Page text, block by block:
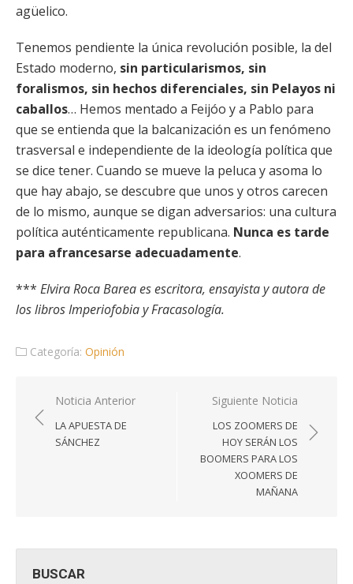
agüelico.
Tenemos pendiente la única revolución posible, la del
Estado moderno, sin particularismos, sin
foralismos, sin hechos diferenciales, sin Pelayos ni
caballos… Hemos mentado a Feijóo y a Pablo para
que se entienda que la balcanización es un fenómeno
trasversal e independiente de la ideología política que
se dice tener. Cuando se mueve la peluca y asoma lo
que hay abajo, se descubre que unos y otros carecen
de lo mismo, aunque se digan adversarios: una cultura
política auténticamente republicana. Nunca es tarde
para afrancesarse adecuadamente.
*** Elvira Roca Barea es escritora, ensayista y autora de
los libros Imperiofobia y Fracasología.
Categoría: Opinión
Navegación
de
entradas
Noticia Anterior
LA APUESTA DE
SÁNCHEZ
Siguiente Noticia
LOS ZOOMERS DE
HOY SERÁN LOS
BOOMERS PARA LOS
XOOMERS DE
MAÑANA
BUSCAR